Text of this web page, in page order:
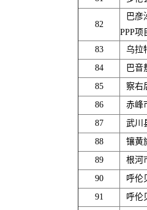
82
巴彦
PPP项
83
乌拉
84
巴音
85
察右
86
赤峰
87
武川
88
镶黄
89
根河
90
呼伦
91
呼伦